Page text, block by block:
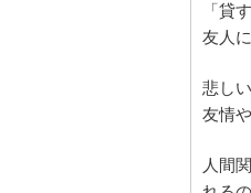
「貸
友人
悲し
友情
人間